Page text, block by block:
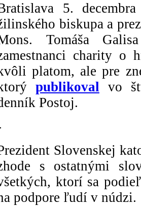
5.
biskupa a
Tomáša
charity o
platom, ale pre
publikoval vo
Postoj.
Slovenskej
s ostatnými
ktorí sa
podpore ľudí v núdzi.